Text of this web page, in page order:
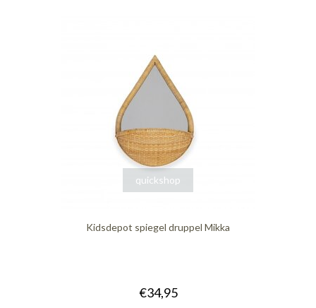
quickshop
Kidsdepot spiegel druppel Mikka
€34,95